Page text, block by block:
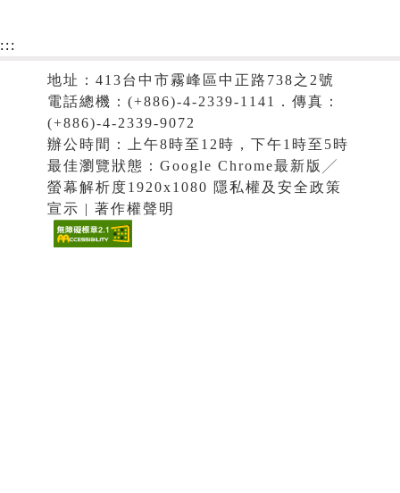
:::
地址：413台中市霧峰區中正路738之2號
電話總機：(+886)-4-2339-1141．傳真：
(+886)-4-2339-9072
辦公時間：上午8時至12時，下午1時至5時
最佳瀏覽狀態：Google Chrome最新版╱
螢幕解析度1920x1080 隱私權及安全政策
宣示 | 著作權聲明